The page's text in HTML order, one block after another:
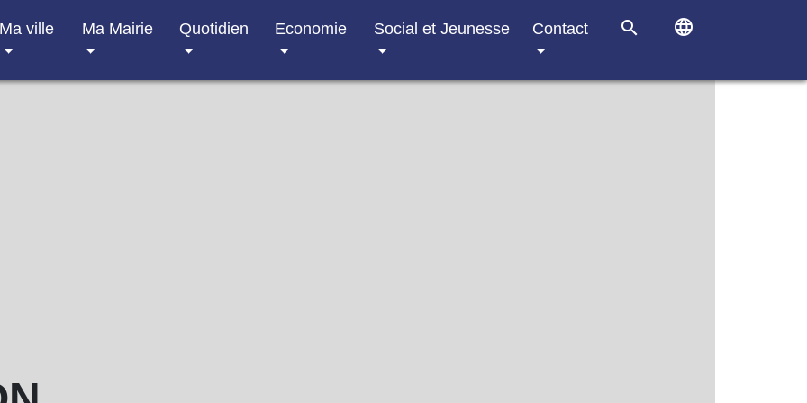
Ma ville Ma Mairie Quotidien Economie Social et Jeunesse Contact search language